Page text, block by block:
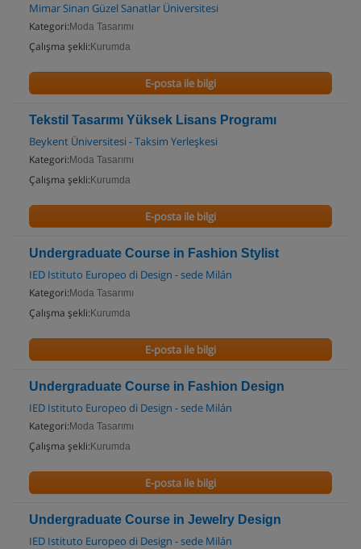
Mimar Sinan Güzel Sanatlar Üniversitesi
Kategori: Moda Tasarımı
Çalışma şekli: Kurumda
E-posta ile bilgi
Tekstil Tasarımı Yüksek Lisans Programı
Beykent Üniversitesi - Taksim Yerleşkesi
Kategori: Moda Tasarımı
Çalışma şekli: Kurumda
E-posta ile bilgi
Undergraduate Course in Fashion Stylist
IED Istituto Europeo di Design - sede Milán
Kategori: Moda Tasarımı
Çalışma şekli: Kurumda
E-posta ile bilgi
Undergraduate Course in Fashion Design
IED Istituto Europeo di Design - sede Milán
Kategori: Moda Tasarımı
Çalışma şekli: Kurumda
E-posta ile bilgi
Undergraduate Course in Jewelry Design
IED Istituto Europeo di Design - sede Milán